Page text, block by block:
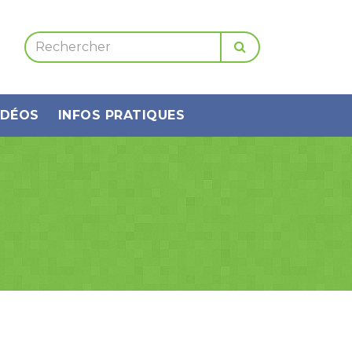
INFOS PRATIQUES